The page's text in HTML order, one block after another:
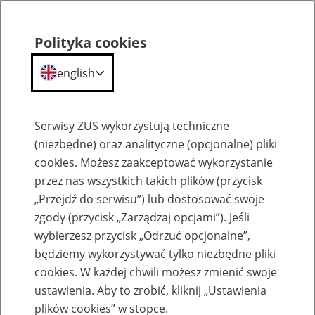
Szkolenia
Zaproś ZUS do siebie: Aktywni 50+
Polityka cookies
english
Serwisy ZUS wykorzystują techniczne
(niezbędne) oraz analityczne (opcjonalne) pliki
cookies. Możesz zaakceptować wykorzystanie
przez nas wszystkich takich plików (przycisk
„Przejdź do serwisu”) lub dostosować swoje
zgody (przycisk „Zarządzaj opcjami”). Jeśli
wybierzesz przycisk „Odrzuć opcjonalne”,
będziemy wykorzystywać tylko niezbędne pliki
cookies. W każdej chwili możesz zmienić swoje
ustawienia. Aby to zrobić, kliknij „Ustawienia
plików cookies” w stopce.